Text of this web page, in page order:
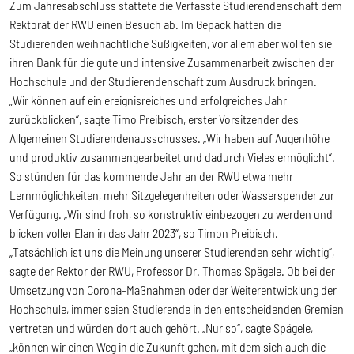
Zum Jahresabschluss stattete die Verfasste Studierendenschaft dem
Rektorat der RWU einen Besuch ab. Im Gepäck hatten die
Studierenden weihnachtliche Süßigkeiten, vor allem aber wollten sie
ihren Dank für die gute und intensive Zusammenarbeit zwischen der
Hochschule und der Studierendenschaft zum Ausdruck bringen.
„Wir können auf ein ereignisreiches und erfolgreiches Jahr
zurückblicken“, sagte Timo Preibisch, erster Vorsitzender des
Allgemeinen Studierendenausschusses. „Wir haben auf Augenhöhe
und produktiv zusammengearbeitet und dadurch Vieles ermöglicht“.
So stünden für das kommende Jahr an der RWU etwa mehr
Lernmöglichkeiten, mehr Sitzgelegenheiten oder Wasserspender zur
Verfügung. „Wir sind froh, so konstruktiv einbezogen zu werden und
blicken voller Elan in das Jahr 2023“, so Timon Preibisch.
„Tatsächlich ist uns die Meinung unserer Studierenden sehr wichtig“,
sagte der Rektor der RWU, Professor Dr. Thomas Spägele. Ob bei der
Umsetzung von Corona-Maßnahmen oder der Weiterentwicklung der
Hochschule, immer seien Studierende in den entscheidenden Gremien
vertreten und würden dort auch gehört. „Nur so“, sagte Spägele,
„können wir einen Weg in die Zukunft gehen, mit dem sich auch die